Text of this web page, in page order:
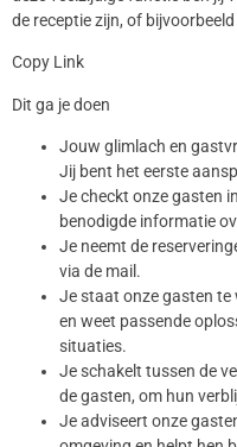
de receptie zijn, of
Copy Link
Dit ga je doen
Jouw glimlach en
Jij bent het eerste
Je checkt onze gasten
benodigde informatie
Je neemt de
via de mail.
Je staat onze gasten te
en weet passende
situaties.
Je schakelt tussen de
de gasten, om hun
Je adviseert onze